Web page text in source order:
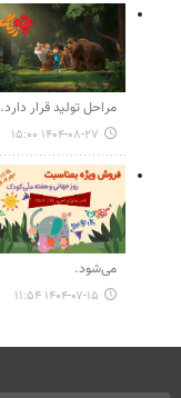
مراحل تولید قرار دارد.
۱۴۰۴-۰۸-۲۷ ۱۵:۰۰
می‌شود.
۱۴۰۴-۰۷-۱۵ ۱۱:۵۴